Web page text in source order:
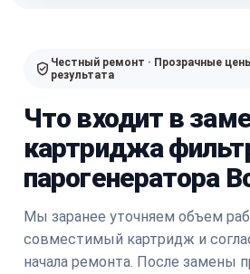
Честный ремонт · Прозрачные
результата
Что входит в
картриджа
парогенератора
Мы заранее уточняем объем
совместимый картридж и
начала ремонта. После замены